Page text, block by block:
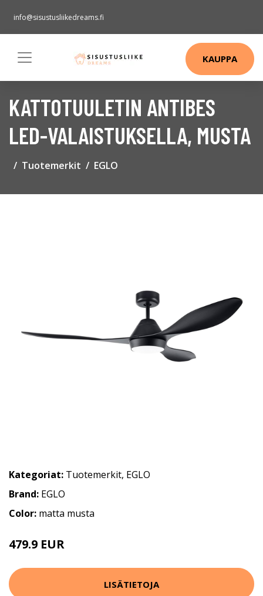
info@sisustusliikedreams.fi
KAUPPA
KATTOTUULETIN ANTIBES
LED-VALAISTUKSELLA, MUSTA
Tuotemerkit EGLO
Kategoriat: Tuotemerkit, EGLO
Brand: EGLO
Color: matta musta
479.9 EUR
LISÄTIETOJA